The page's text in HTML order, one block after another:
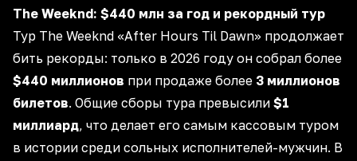
The Weeknd: $440 млн за год и рекордный тур
Тур The Weeknd «After Hours Til Dawn» продолжает
бить рекорды: только в 2026 году он собрал более
$440 миллионов при продаже более 3 миллионов
билетов. Общие сборы тура превысили $1
миллиард, что делает его самым кассовым туром
в истории среди сольных исполнителей-мужчин. В